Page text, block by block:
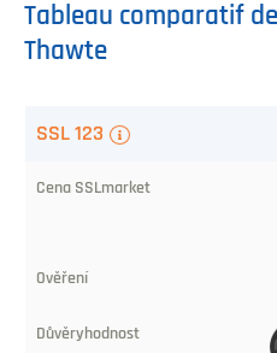
Tableau comparatif
Thawte
Certificat
SSL 123